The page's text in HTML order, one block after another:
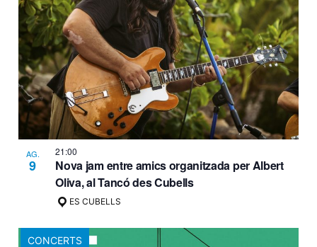
AG.
9
21:00
Nova jam entre amics organitzada per Albert
Oliva, al Tancó des Cubells
ES CUBELLS
CONCERTS